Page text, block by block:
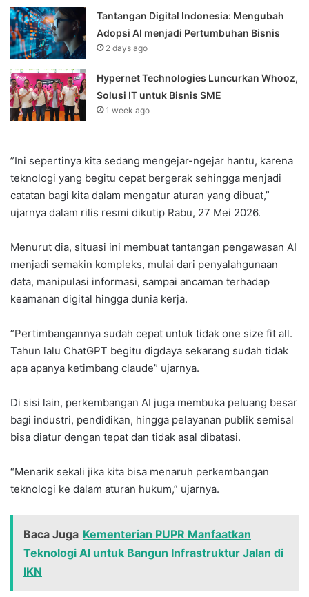
Tantangan Digital Indonesia: Mengubah
Adopsi AI menjadi Pertumbuhan Bisnis
2 days ago
Hypernet Technologies Luncurkan Whooz,
Solusi IT untuk Bisnis SME
1 week ago
‎”Ini sepertinya kita sedang mengejar-ngejar hantu, karena
teknologi yang begitu cepat bergerak sehingga menjadi
catatan bagi kita dalam mengatur aturan yang dibuat,”
ujarnya dalam rilis resmi dikutip Rabu, 27 Mei 2026.
Menurut dia, situasi ini membuat tantangan pengawasan AI
menjadi semakin kompleks, mulai dari penyalahgunaan
data, manipulasi informasi, sampai ancaman terhadap
keamanan digital hingga dunia kerja.
‎”Pertimbangannya sudah cepat untuk tidak one size fit all.
Tahun lalu ChatGPT begitu digdaya sekarang sudah tidak
apa apanya ketimbang claude” ujarnya.
Di sisi lain, perkembangan AI juga membuka peluang besar
bagi industri, pendidikan, hingga pelayanan publik semisal
bisa diatur dengan tepat dan tidak asal dibatasi.
“Menarik sekali jika kita bisa menaruh perkembangan
teknologi ke dalam aturan hukum,” ujarnya.
Baca Juga Kementerian PUPR Manfaatkan
Teknologi AI untuk Bangun Infrastruktur Jalan di
IKN